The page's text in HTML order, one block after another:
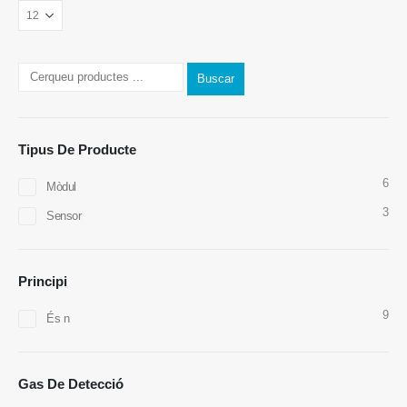
Buscar
Tipus De Producte
Mòdul 6
Sensor 3
Principi
És n 9
Gas De Detecció
Whatsapp
Wechat: 18569903598